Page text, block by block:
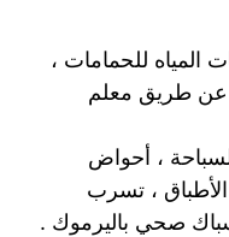
المياه للحمامات ،
عن طريق معلم
، أحواض
، تسرب
صحي باليرموك .